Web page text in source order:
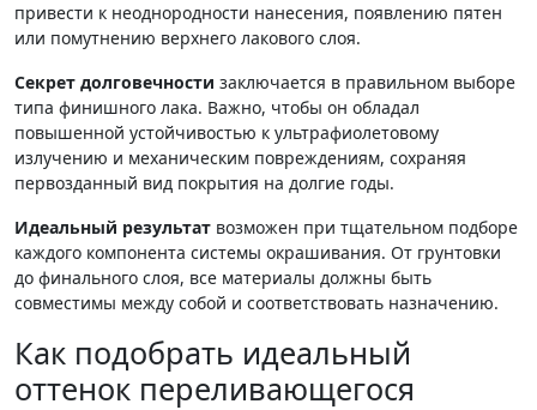
привести к неоднородности нанесения, появлению пятен
или помутнению верхнего лакового слоя.
Секрет долговечности заключается в правильном выборе
типа финишного лака. Важно, чтобы он обладал
повышенной устойчивостью к ультрафиолетовому
излучению и механическим повреждениям, сохраняя
первозданный вид покрытия на долгие годы.
Идеальный результат возможен при тщательном подборе
каждого компонента системы окрашивания. От грунтовки
до финального слоя, все материалы должны быть
совместимы между собой и соответствовать назначению.
Как подобрать идеальный
оттенок переливающегося